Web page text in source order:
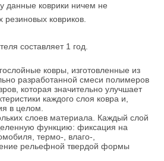
данные коврики ничем не
резиновых ковриков.
составляет 1 год.
ковры, изготовленные из
разработанной смеси полимеров
которая значительно улучшает
каждого слоя ковра и,
в целом.
слоев материала. Каждый слой
функцию: фиксация на
термо-, влаго-,
рельефной твердой формы